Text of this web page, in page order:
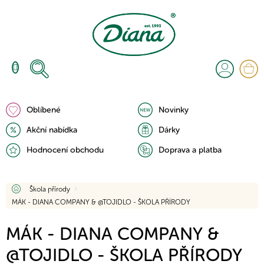
Oblíbené
Novinky
Akční nabídka
Dárky
Hodnocení obchodu
Doprava a platba
Domů
Škola přírody
MÁK - DIANA COMPANY & @TOJIDLO - ŠKOLA PŘÍRODY
MÁK - DIANA COMPANY &
@TOJIDLO - ŠKOLA PŘÍRODY